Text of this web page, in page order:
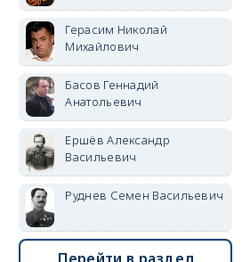
Герасим Николай
Михайлович
Басов Геннадий
Анатольевич
Ершёв Александр
Васильевич
Руднев Семен Васильевич